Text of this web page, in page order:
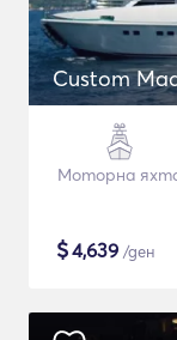
Custom
Моторна
$4,639 /ден